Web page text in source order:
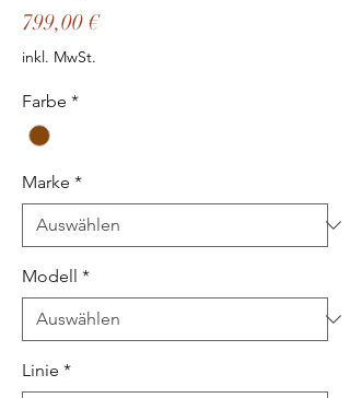
799,00 €Preis
inkl. MwSt.
Farbe *
Marke *
Modell *
Linie *